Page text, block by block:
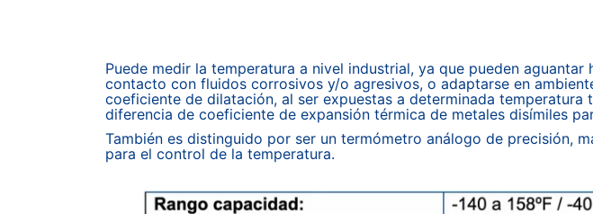
Puede medir la temperatura a nivel industrial, ya que pueden
contacto con fluidos corrosivos y/o agresivos, o adaptarse en
coeficiente de dilatación, al ser expuestas a determinada
diferencia de coeficiente de expansión térmica de metales disímiles
También es distinguido por ser un termómetro análogo de precisión,
para el control de la temperatura.​